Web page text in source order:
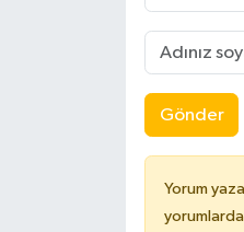
Gönder
Yorum